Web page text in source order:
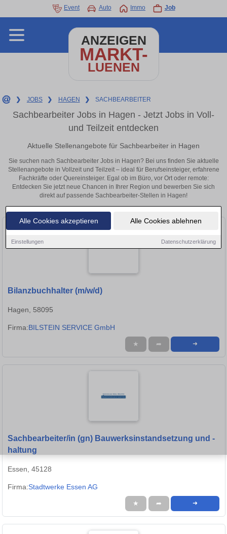
Alle Cookies akzeptieren Alle Cookies ablehnen
Einstellungen Datenschutzerklärung
Event Auto Immo Job
ANZEIGEN
MARKT-
LUENEN
❯ JOBS ❯ HAGEN ❯ SACHBEARBEITER
Sachbearbeiter Jobs in Hagen - Jetzt Jobs in Voll-
und Teilzeit entdecken
Aktuelle Stellenangebote für Sachbearbeiter in Hagen
Sie suchen nach Sachbearbeiter Jobs in Hagen? Bei uns finden Sie aktuelle
Stellenangebote in Vollzeit und Teilzeit – ideal für Berufseinsteiger, erfahrene
Fachkräfte oder Quereinsteiger. Egal ob im Büro, vor Ort oder remote:
Entdecken Sie jetzt neue Chancen in Ihrer Region und bewerben Sie sich
direkt auf passende Sachbearbeiter-Stellen in Hagen!
Bilanzbuchhalter (m/w/d)
Hagen, 58095
Firma:BILSTEIN SERVICE GmbH
★ ➦ ➜
Sachbearbeiter/in (gn) Bauwerksinstandsetzung und -
haltung
Essen, 45128
Firma:Stadtwerke Essen AG
★ ➦ ➜